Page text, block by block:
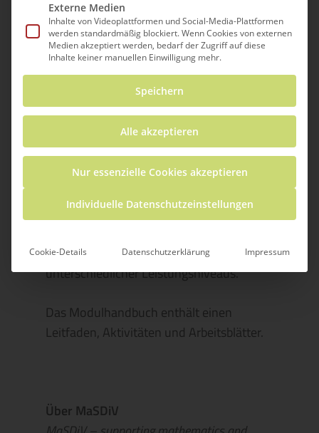
Modul 1 befasst sich mit der
Leistungsvielfalt im
naturwissenschaftlichen und
mathematischen Unterricht. Die
Teilnehmer:innen erhalten Einblicke in die
Vorbereitung inklusiver Unterrichtspläne,
Merkmalen des forschenden Lernens
gezielter Lehrmethoden zur Förderung
unterschiedlicher Leistungsniveaus.
Das Modulhandbuch enthält einen
Leitfaden, Aktivitäten und Arbeitsblätter.
Über MaSDiV
Externe Medien
Inhalte von Videoplattformen und Social-Media-Plattformen
werden standardmäßig blockiert. Wenn Cookies von externen
Medien akzeptiert werden, bedarf der Zugriff auf diese
Inhalte keiner manuellen Einwilligung mehr.
Speichern
Alle akzeptieren
Nur essenzielle Cookies akzeptieren
Individuelle Datenschutzeinstellungen
Cookie-Details Datenschutzerklärung Impressum